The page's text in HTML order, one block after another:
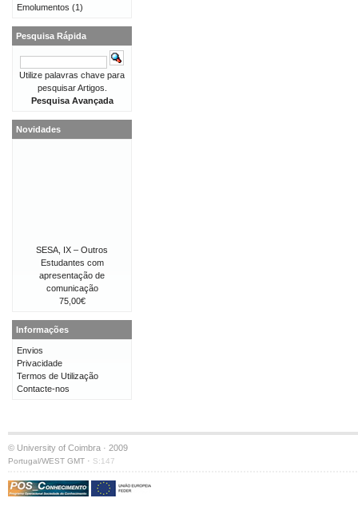
Emolumentos (1)
Pesquisa Rápida
Utilize palavras chave para
pesquisar Artigos.
Pesquisa Avançada
Novidades
SESA, IX – Outros
Estudantes com
apresentação de
comunicação
75,00€
Informações
Envios
Privacidade
Termos de Utilização
Contacte-nos
© University of Coimbra · 2009
Portugal/WEST GMT · S:147